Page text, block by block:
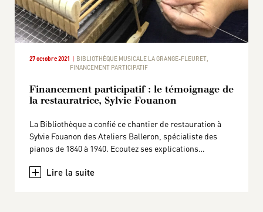
27 octobre 2021 BIBLIOTHÈQUE MUSICALE LA GRANGE-FLEURET
FINANCEMENT PARTICIPATIF
Financement participatif : le témoignage de
la restauratrice, Sylvie Fouanon
La Bibliothèque a confié ce chantier de restauration à
Sylvie Fouanon des Ateliers Balleron, spécialiste des
pianos de 1840 à 1940. Ecoutez ses explications…
+